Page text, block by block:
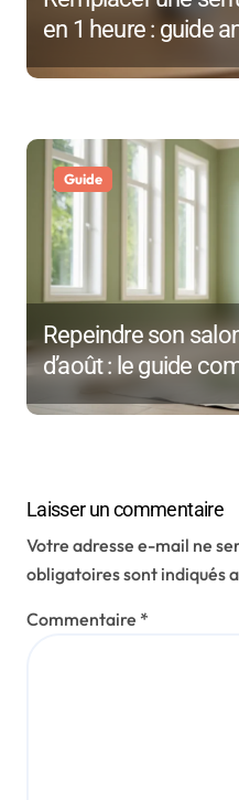
c
en 1 heure : guide
Guide
Repeindre son
d’août : le guide
réussie
Laisser un commentaire
Votre adresse e-mail ne
obligatoires sont indiqués
Commentaire *